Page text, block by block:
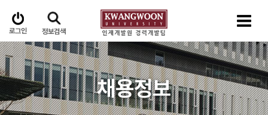
로그인 정보검색
채용정보